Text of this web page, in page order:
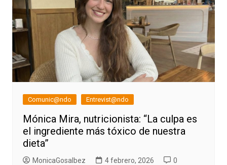
Comunic@ndo Entrevist@ndo
Mónica Mira, nutricionista: “La culpa es
el ingrediente más tóxico de nuestra
dieta”
MonicaGosalbez 4 febrero, 2026 0